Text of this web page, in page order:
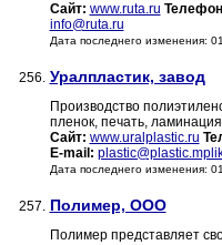
Сайт: www.ruta.ru
info@ruta.ru
Дата последнего изменения:
256. Уралпластик, завод
Производство
пленок, печать,
Сайт: www.uralplastic.ru
E-mail:
Дата последнего изменения:
257. Полимер, ООО
Полимер представляет